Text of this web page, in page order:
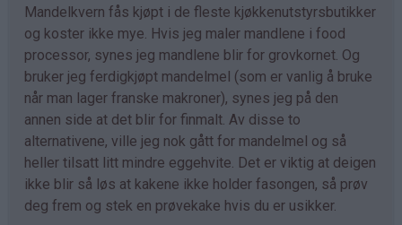
Mandelkvern fås kjøpt i de fleste kjøkkenutstyrsbutikker
og koster ikke mye. Hvis jeg maler mandlene i food
processor, synes jeg mandlene blir for grovkornet. Og
bruker jeg ferdigkjøpt mandelmel (som er vanlig å bruke
når man lager franske makroner), synes jeg på den
annen side at det blir for finmalt. Av disse to
alternativene, ville jeg nok gått for mandelmel og så
heller tilsatt litt mindre eggehvite. Det er viktig at deigen
ikke blir så løs at kakene ikke holder fasongen, så prøv
deg frem og stek en prøvekake hvis du er usikker.